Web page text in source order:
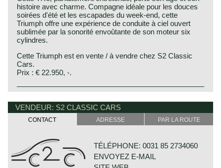
histoire avec charme. Compagne idéale pour les douces
soirées d'été et les escapades du week-end, cette
Triumph offre une expérience de conduite à ciel ouvert
sublimée par la sonorité envoûtante de son moteur six
cylindres.
Cette Triumph est en vente / à vendre chez S2 Classic
Cars.
Prix : € 22.950, -.
The Triumph TR 6 was the continuation of the TR2 to TR5
in the British Leyland concern. As the Austin Healey was
no longer manufactured and as the sales of the TR5s
declined, the need of a new roadster was felt. The TR 5’s
improvement. They made alterations to the wings and to
the front and rear ends of the car, which was originally
designed by Michelotti.
Triumph history
Triumph built and marketed their first car in the year 1923;
the Triumph 10/20. In the two decades before Triumph had
built up an excellent name in the manufacture of bicycles
De Triumph 10/20 was accompanied by the Super 7 in
1927. In the thirties of the ninetieth century more models
followed which were placed higher in the market; the
Gloria and Dolomite. The Dolomite engine was also
VENDEUR: S2 CLASSIC CARS
CONTACT ADRESSE PAR LA ROUTE
TÉLÉPHONE: 0031 85 2734060
ENVOYEZ E-MAIL